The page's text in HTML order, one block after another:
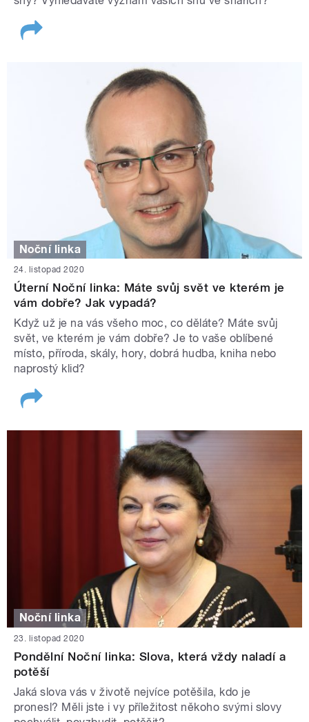
Noční linka
24. listopad 2020
Úterní Noční linka: Máte svůj svět ve kterém je
vám dobře? Jak vypadá?
Když už je na vás všeho moc, co děláte? Máte svůj
svět, ve kterém je vám dobře? Je to vaše oblíbené
místo, příroda, skály, hory, dobrá hudba, kniha nebo
naprostý klid?
Noční linka
23. listopad 2020
Pondělní Noční linka: Slova, která vždy naladí a
potěší
Jaká slova vás v životě nejvíce potěšila, kdo je
pronesl? Měli jste i vy příležitost někoho svými slovy